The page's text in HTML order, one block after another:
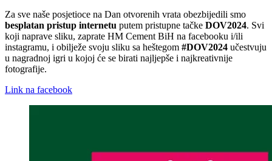
Za sve naše posjetioce na Dan otvorenih vrata obezbijedili smo
besplatan pristup internetu putem pristupne tačke DOV2024. Svi
koji naprave sliku, zaprate HM Cement BiH na facebooku i/ili
instagramu, i obilježe svoju sliku sa heštegom #DOV2024 učestvuju
u nagradnoj igri u kojoj će se birati najljepše i najkreativnije
fotografije.
Link na facebook